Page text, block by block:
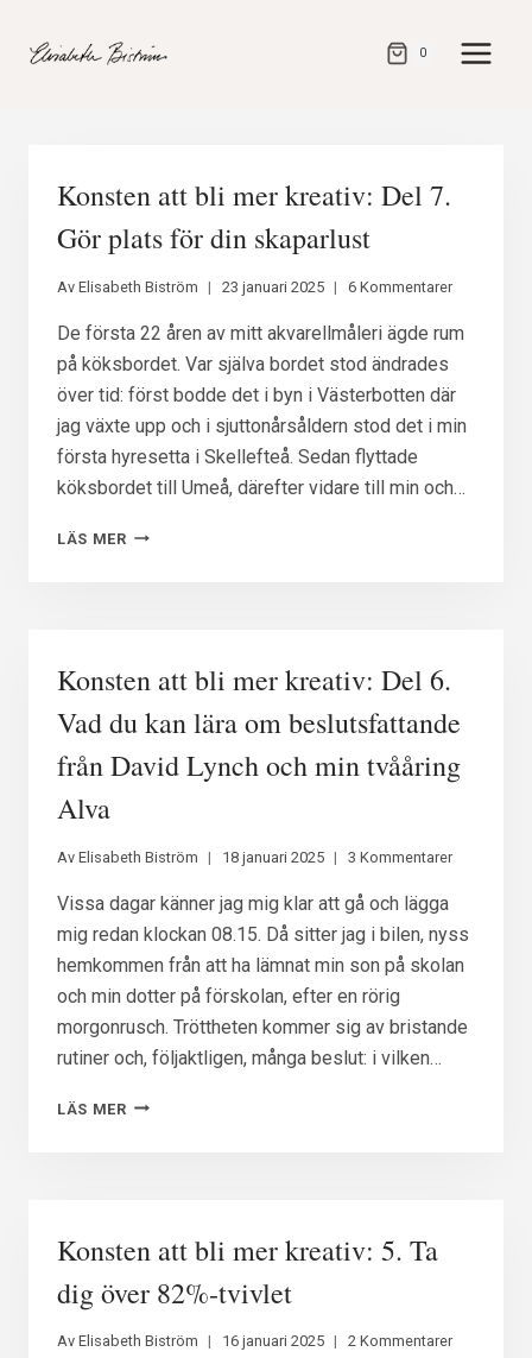
direkt
0
Konsten att bli mer kreativ: Del 7.
Gör plats för din skaparlust
Av Elisabeth Biström 23 januari 2025 6 Kommentarer
De första 22 åren av mitt akvarellmåleri ägde rum
på köksbordet. Var själva bordet stod ändrades
över tid: först bodde det i byn i Västerbotten där
jag växte upp och i sjuttonårsåldern stod det i min
första hyresetta i Skellefteå. Sedan flyttade
köksbordet till Umeå, därefter vidare till min och…
LÄS MERKONSTEN
7.
PLATS
FÖR
Konsten att bli mer kreativ: Del 6.
Vad du kan lära om beslutsfattande
från David Lynch och min tvååring
Alva
Av Elisabeth Biström 18 januari 2025 3 Kommentarer
Vissa dagar känner jag mig klar att gå och lägga
mig redan klockan 08.15. Då sitter jag i bilen, nyss
hemkommen från att ha lämnat min son på skolan
och min dotter på förskolan, efter en rörig
morgonrusch. Tröttheten kommer sig av bristande
rutiner och, följaktligen, många beslut: i vilken…
LÄS MERKONSTEN
6.
DU
Konsten att bli mer kreativ: 5. Ta
dig över 82%-tvivlet
Av Elisabeth Biström 16 januari 2025 2 Kommentarer